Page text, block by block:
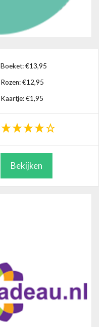
Boeket: €13,95
Rozen: €12,95
Kaartje: €1,95
Bekijken